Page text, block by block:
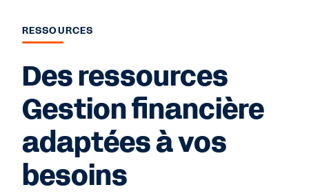
RESSOURCES
Des ressources
Gestion financière
adaptées à vos
besoins